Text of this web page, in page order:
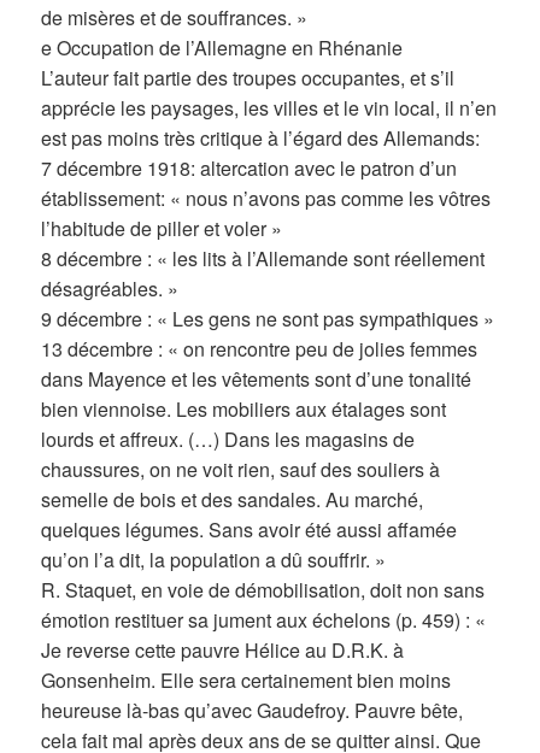
de misères et de souffrances. »
e Occupation de l’Allemagne en Rhénanie
L’auteur fait partie des troupes occupantes, et s’il
apprécie les paysages, les villes et le vin local, il n’en
est pas moins très critique à l’égard des Allemands:
7 décembre 1918: altercation avec le patron d’un
établissement: « nous n’avons pas comme les vôtres
l’habitude de piller et voler »
8 décembre : « les lits à l’Allemande sont réellement
désagréables. »
9 décembre : « Les gens ne sont pas sympathiques »
13 décembre : « on rencontre peu de jolies femmes
dans Mayence et les vêtements sont d’une tonalité
bien viennoise. Les mobiliers aux étalages sont
lourds et affreux. (…) Dans les magasins de
chaussures, on ne voit rien, sauf des souliers à
semelle de bois et des sandales. Au marché,
quelques légumes. Sans avoir été aussi affamée
qu’on l’a dit, la population a dû souffrir. »
R. Staquet, en voie de démobilisation, doit non sans
émotion restituer sa jument aux échelons (p. 459) : «
Je reverse cette pauvre Hélice au D.R.K. à
Gonsenheim. Elle sera certainement bien moins
heureuse là-bas qu’avec Gaudefroy. Pauvre bête,
cela fait mal après deux ans de se quitter ainsi. Que